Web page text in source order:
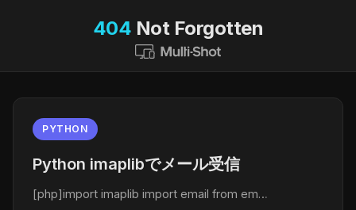
404 Not Forgotten
PYTHON
Python imaplibでメール受信
[php]import imaplib import email from em…